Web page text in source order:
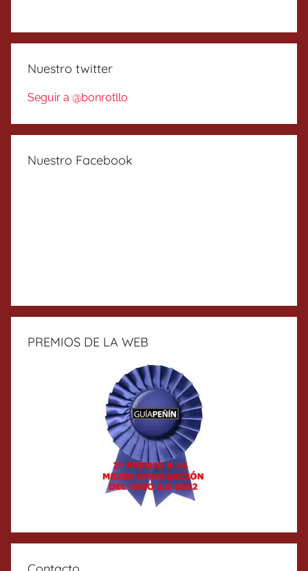
Nuestro twitter
Seguir a @bonrotllo
Nuestro Facebook
PREMIOS DE LA WEB